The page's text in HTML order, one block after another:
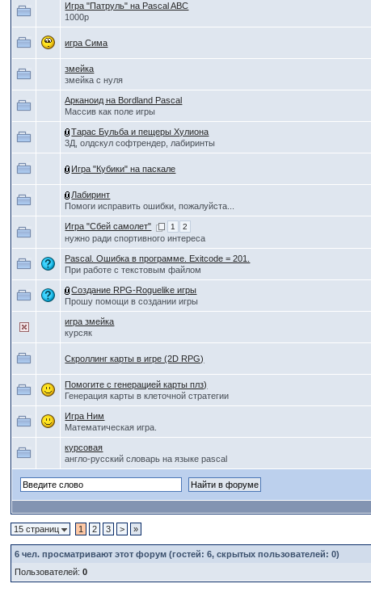
Игра "Патруль" на Pascal ABC
1000р
игра Сима
змейка
змейка с нуля
Aрканоид на Bordland Pascal
Массив как поле игры
Тарас Бульба и пещеры Хулиона
3Д, олдскул софтрендер, лабиринты
Игра "Кубики" на паскале
Лабиринт
Помоги исправить ошибки, пожалуйста...
Игра "Сбей самолет" 1 2
нужно ради спортивного интереса
Pascal. Ошибка в программе. Exitcode = 201.
При работе с текстовым файлом
Создание RPG-Roguelike игры
Прошу помощи в создании игры
игра змейка
курсяк
Скроллинг карты в игре (2D RPG)
Помогите с генерацией карты плз)
Генерация карты в клеточной стратегии
Игра Ним
Математическая игра.
курсовая
англо-русский словарь на языке pascal
15 страниц 1 2 3 > »
6 чел. просматривают этот форум (гостей: 6, скрытых пользователей: 0)
Пользователей:0